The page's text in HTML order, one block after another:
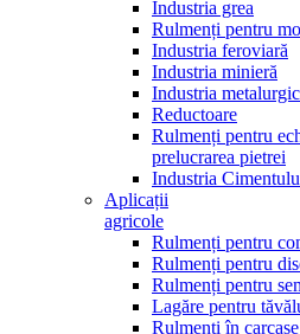
Industria grea
Rulmenți pentru
Industria feroviară
Industria minieră
Industria
Reductoare
Rulmenți pentru
prelucrarea pietrei
Industria
Aplicații
agricole
Rulmenți pentru
Rulmenți pentru
Rulmenți pentru
Lagăre pentru
Rulmenți în carcase